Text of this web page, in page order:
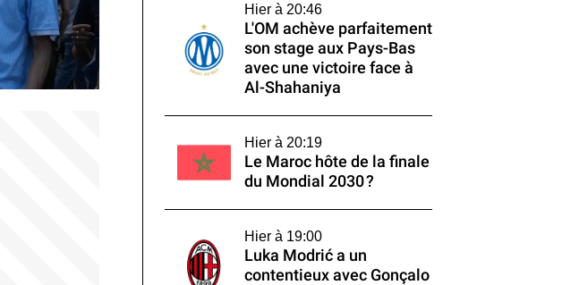
Hier à 20:46
L'OM achève parfaitement
son stage aux Pays-Bas
avec une victoire face à
Al-Shahaniya
Hier à 20:19
Le Maroc hôte de la finale
du Mondial 2030 ?
Hier à 19:00
Luka Modrić a un
contentieux avec Gonçalo